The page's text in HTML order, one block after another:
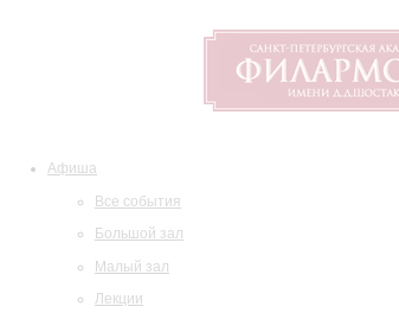
Афиша
Все события
Большой зал
Малый зал
Лекции